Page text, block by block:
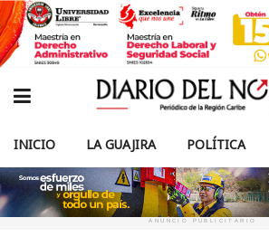
INICIO LA GUAJIRA POLÍTICA
ANUNCIO PUBLICITARIO